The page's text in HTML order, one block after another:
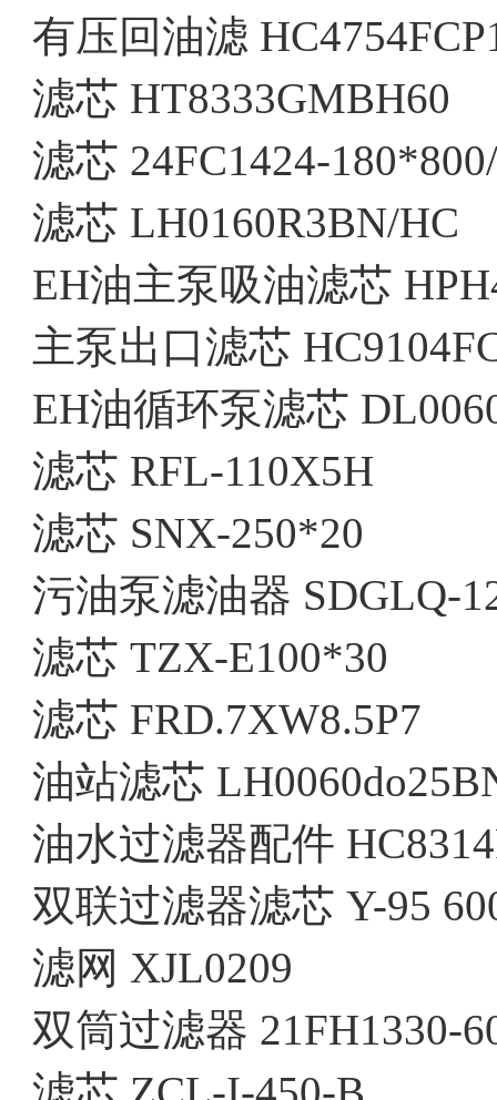
有压回油滤
滤芯 HT8333GMBH60
滤芯 24FC1424-
滤芯 LH0160R3BN/HC
EH油主泵吸油滤芯
主泵出口滤芯
EH油循环泵滤芯
滤芯 RFL-110X5H
滤芯 SNX-250*20
污油泵滤油器 SDGLQ-
滤芯 TZX-E100*30
滤芯 FRD.7XW8.5P7
油站滤芯
油水过滤器配件
双联过滤器滤芯 Y-95
滤网 XJL0209
双筒过滤器 21FH1330-